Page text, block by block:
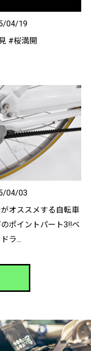
04/19
#桜満開
04/03
がオススメする自転車
ポイントパート3‼️ベ
ラ...